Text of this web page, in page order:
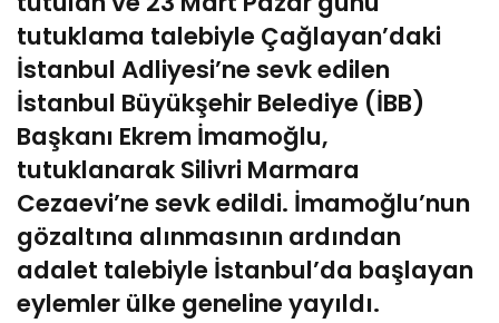
tutuklama talebiyle Çağlayan’daki
İstanbul Adliyesi’ne sevk edilen
İstanbul Büyükşehir Belediye (İBB)
Başkanı Ekrem İmamoğlu,
tutuklanarak Silivri Marmara
Cezaevi’ne sevk edildi. İmamoğlu’nun
gözaltına alınmasının ardından
adalet talebiyle İstanbul’da başlayan
eylemler ülke geneline yayıldı.